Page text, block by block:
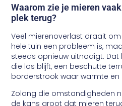
Waarom zie je mieren
plek terug?
Veel mierenoverlast draait
hele tuin een probleem is,
steeds opnieuw uitnodigt.
die los blijft, een beschutte
borderstrook waar warmte
Zolang die omstandigheden
de kans groot dat mieren